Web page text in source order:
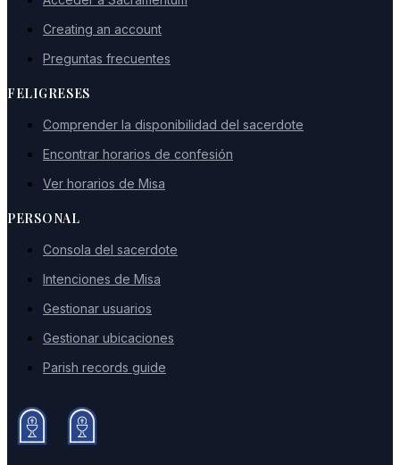
Creating an account
Preguntas frecuentes
FELIGRESES
Comprender la disponibilidad del sacerdote
Encontrar horarios de confesión
Ver horarios de Misa
PERSONAL
Consola del sacerdote
Intenciones de Misa
Gestionar usuarios
Gestionar ubicaciones
Parish records guide